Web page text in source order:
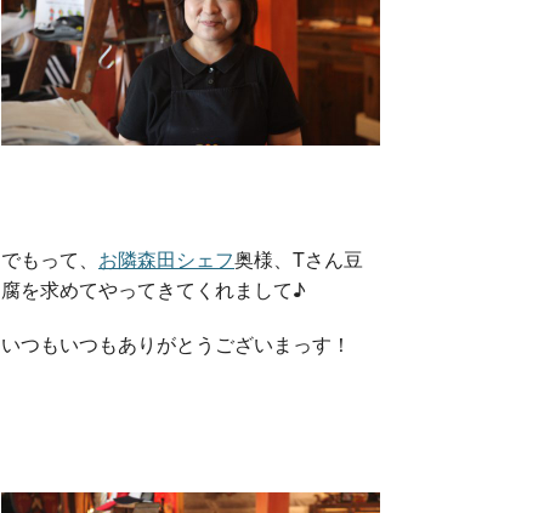
でもって、 お隣森田シェフ奥様、Tさん豆
腐を求めてやってきてくれまして♪
いつもいつもありがとうございまっす！